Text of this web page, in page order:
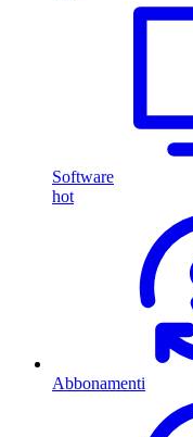
Software
hot
Abbonamenti